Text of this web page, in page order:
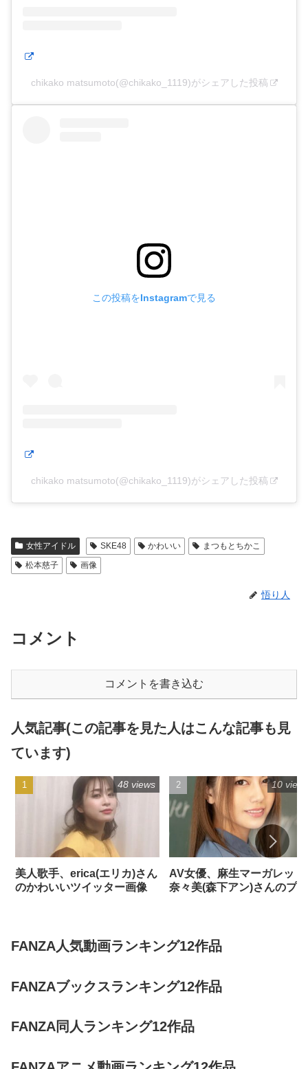
chikako matsumoto(@chikako_1119)がシェアした投稿
この投稿をInstagramで見る
chikako matsumoto(@chikako_1119)がシェアした投稿
女性アイドル SKE48 かわいい
まつもとちかこ
松本慈子
画像
悟り人
コメント
コメントを書き込む
人気記事(この記事を見た人はこんな記事も見
ています)
美人歌手、erica(エリカ)さん
のかわいいツイッター画像
48 views
AV女優、麻生マーガレット
奈々美(森下アン)さんのプロ
10
FANZA人気動画ランキング12作品
FANZAブックスランキング12作品
FANZA同人ランキング12作品